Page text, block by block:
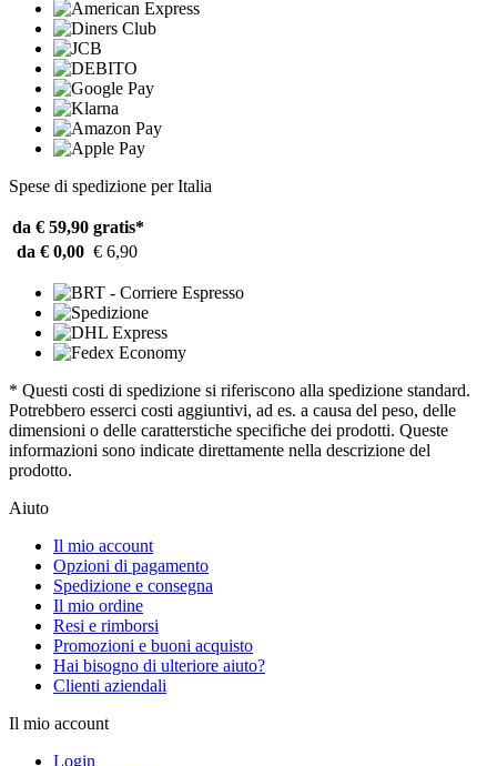
Spese di spedizione per Italia
da € 59,90 gratis*
da € 0,00 € 6,90
* Questi costi di spedizione si riferiscono alla spedizione standard.
Potrebbero esserci costi aggiuntivi, ad es. a causa del peso, delle
dimensioni o delle caratterstiche specifiche dei prodotti. Queste
informazioni sono indicate direttamente nella descrizione del
prodotto.
Aiuto
Il mio account
Opzioni di pagamento
Spedizione e consegna
Il mio ordine
Resi e rimborsi
Promozioni e buoni acquisto
Hai bisogno di ulteriore aiuto?
Clienti aziendali
Il mio account
Login